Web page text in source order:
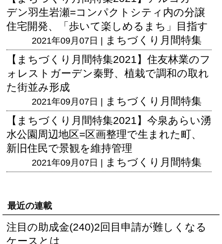
デン羽生岩瀬=コンパクトシティ内の分譲
住宅開発、「歩いて楽しめるまち」目指す
2021年09月07日 | まちづくり月間特集
【まちづくり月間特集2021】住友林業のフ
ォレストガーデン秦野、植栽で調和の取れ
た街並み形成
2021年09月07日 | まちづくり月間特集
【まちづくり月間特集2021】今泉あらい湧
水公園周辺地区=区画整理で生まれた町、
新旧住民で景観を維持管理
2021年09月07日 | まちづくり月間特集
最近の連載
注目の助成金(240)2回目申請が難しくなる
ケースとは